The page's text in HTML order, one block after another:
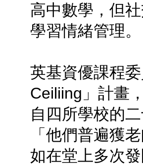
高中數學，但
學習情緒管理。
英基資優課程
Ceiliing」計畫
自四所學校的
「他們普遍獲
如在堂上多次